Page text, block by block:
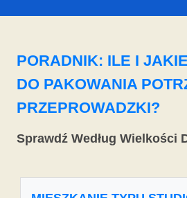
PORADNIK: ILE I
DO PAKOWANIA
PRZEPROWADZKI?
Sprawdź Według Wielkości